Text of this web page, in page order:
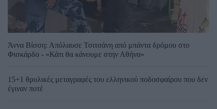
Άννα Βίσση: Απόλαυσε Τσιτσάνη από μπάντα δρόμου στο
Φισκάρδο - «Κάτι θα κάνουμε στην Αθήνα»
15+1 θρυλικές μεταγραφές του ελληνικού ποδοσφαίρου που δεν
έγιναν ποτέ